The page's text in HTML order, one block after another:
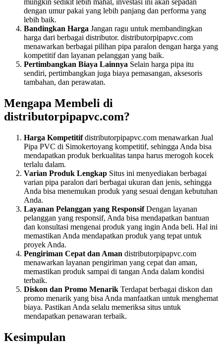
mungkin sedikit lebih mahal, investasi ini akan sepadan
dengan umur pakai yang lebih panjang dan performa yang
lebih baik.
Bandingkan Harga Jangan ragu untuk membandingkan
harga dari berbagai distributor. distributorpipapvc.com
menawarkan berbagai pilihan pipa paralon dengan harga yang
kompetitif dan layanan pelanggan yang baik.
Pertimbangkan Biaya Lainnya Selain harga pipa itu
sendiri, pertimbangkan juga biaya pemasangan, aksesoris
tambahan, dan perawatan.
Mengapa Membeli di
distributorpipapvc.com?
Harga Kompetitifdistributorpipapvc.com menawarkan Jual
Pipa PVC di Simokertoyang kompetitif, sehingga Anda bisa
mendapatkan produk berkualitas tanpa harus merogoh kocek
terlalu dalam.
Varian Produk Lengkap Situs ini menyediakan berbagai
varian pipa paralon dari berbagai ukuran dan jenis, sehingga
Anda bisa menemukan produk yang sesuai dengan kebutuhan
Anda.
Layanan Pelanggan yang ResponsifDengan layanan
pelanggan yang responsif, Anda bisa mendapatkan bantuan
dan konsultasi mengenai produk yang ingin Anda beli. Hal ini
memastikan Anda mendapatkan produk yang tepat untuk
proyek Anda.
Pengiriman Cepat dan Aman distributorpipapvc.com
menawarkan layanan pengiriman yang cepat dan aman,
memastikan produk sampai di tangan Anda dalam kondisi
terbaik.
Diskon dan Promo Menarik Terdapat berbagai diskon dan
promo menarik yang bisa Anda manfaatkan untuk menghemat
biaya. Pastikan Anda selalu memeriksa situs untuk
mendapatkan penawaran terbaik.
Kesimpulan